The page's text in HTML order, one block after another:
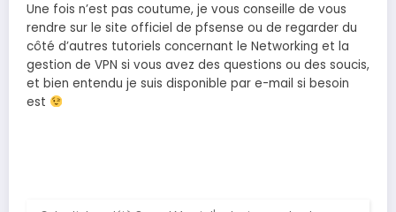
Une fois n’est pas coutume, je vous conseille de vous
rendre sur le site officiel de pfsense ou de regarder du
côté d’autres tutoriels concernant le Networking et la
gestion de VPN si vous avez des questions ou des soucis,
et bien entendu je suis disponible par e-mail si besoin
est